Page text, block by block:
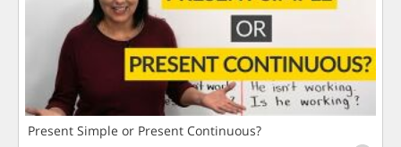
Present Simple or Present Continuous?